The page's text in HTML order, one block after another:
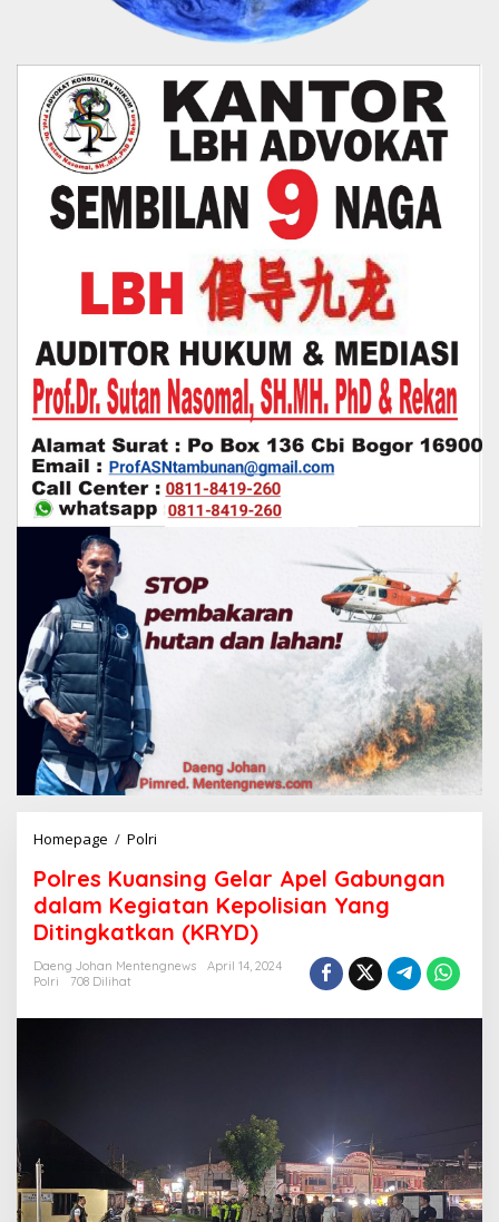
Homepage / Polri
l
r
e
s
K
u
n
a
r
Polres Kuansing Gelar Apel Gabungan
dalam Kegiatan Kepolisian Yang
Ditingkatkan (KRYD)
Daeng Johan Mentengnews
April 14, 2024
Polri
708 Dilihat